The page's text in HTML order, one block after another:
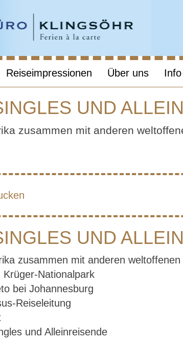
Reiseimpressionen Über uns Info
–
UND
zusammen mit anderen
UND
zusammen mit anderen
Nationalpark
bei Johannesburg
Reiseleitung